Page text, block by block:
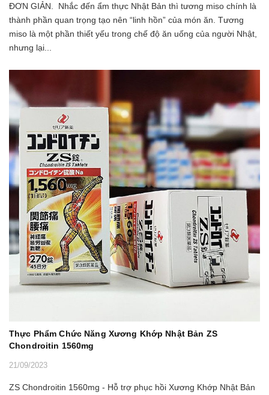
ĐƠN GIẢN. Nhắc đến ẩm thực Nhật Bản thì tương miso chính là
thành phần quan trọng tạo nên “linh hồn” của món ăn. Tương
miso là một phần thiết yếu trong chế độ ăn uống của người Nhật,
nhưng lại...
Thực Phẩm Chức Năng Xương Khớp Nhật Bản ZS
Chondroitin 1560mg
21/09/2023
ZS Chondroitin 1560mg - Hỗ trợ phục hồi Xương Khớp Nhật Bản